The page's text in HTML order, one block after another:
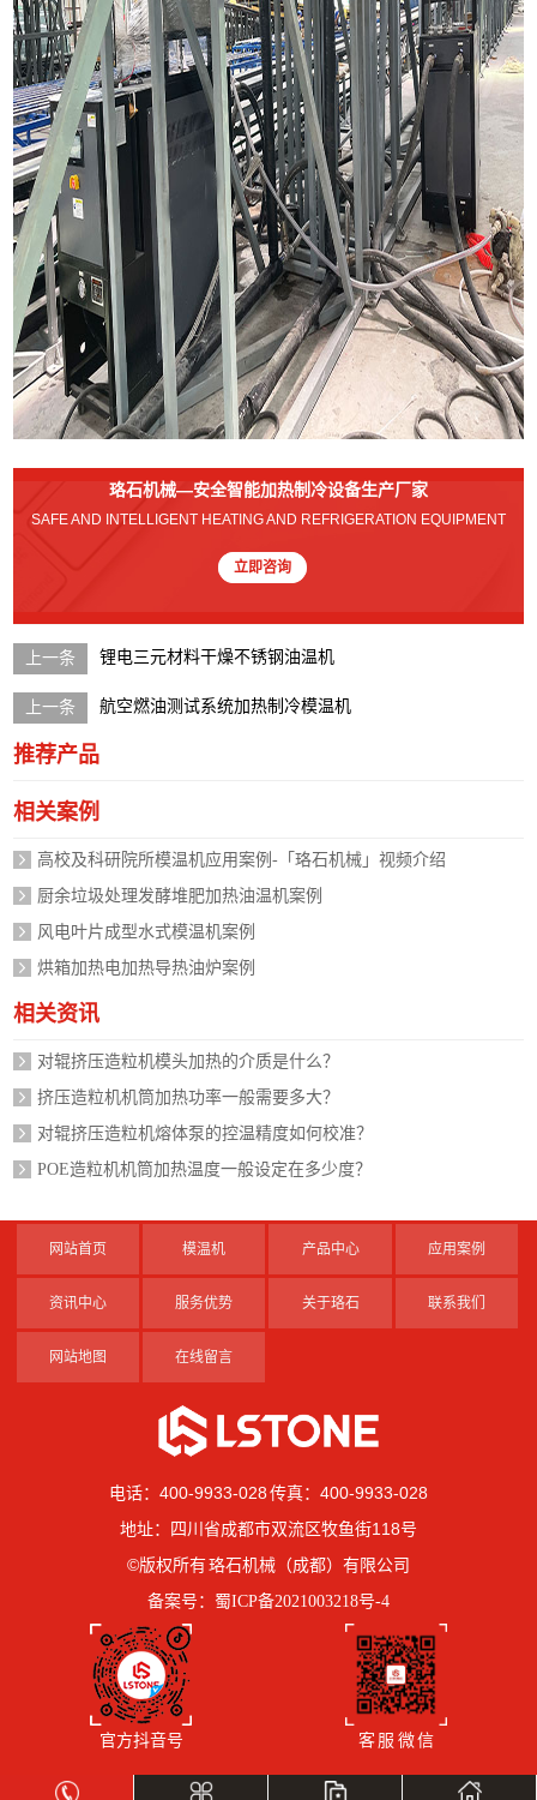
珞石机械—安全智能加热制冷设备生产厂家
SAFE AND INTELLIGENT HEATING AND REFRIGERATION EQUIPMENT
立即咨询
锂电三元材料干燥不锈钢油温机
航空燃油测试系统加热制冷模温机
推荐产品
相关案例
高校及科研院所模温机应用案例-「珞石机械」视频介绍
厨余垃圾处理发酵堆肥加热油温机案例
风电叶片成型水式模温机案例
烘箱加热电加热导热油炉案例
相关资讯
对辊挤压造粒机模头加热的介质是什么？
挤压造粒机机筒加热功率一般需要多大？
对辊挤压造粒机熔体泵的控温精度如何校准？
POE造粒机机筒加热温度一般设定在多少度？
网站首页 模温机 产品中心 应用案例
资讯中心 服务优势 关于珞石 联系我们
网站地图 在线留言
电话：400-9933-028 传真：400-9933-028
地址：四川省成都市双流区牧鱼街118号
©版权所有 珞石机械（成都）有限公司
备案号： 蜀ICP备2021003218号-4
官方抖音号 客 服 微 信